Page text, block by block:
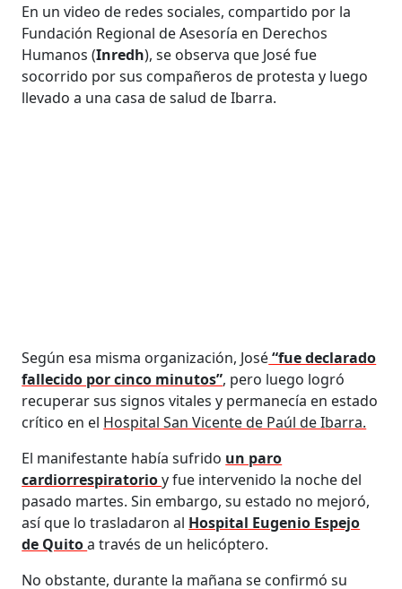
En un video de redes sociales, compartido por la
Fundación Regional de Asesoría en Derechos
Humanos (Inredh), se observa que José fue
socorrido por sus compañeros de protesta y luego
llevado a una casa de salud de Ibarra.
Según esa misma organización, José“fue declarado
fallecido por cinco minutos”, pero luego logró
recuperar sus signos vitales y permanecía en estado
crítico en el Hospital San Vicente de Paúl de Ibarra.
El manifestante había sufrido un paro
cardiorrespiratorioy fue intervenido la noche del
pasado martes. Sin embargo, su estado no mejoró,
así que lo trasladaron al Hospital Eugenio Espejo
de Quitoa través de un helicóptero.
No obstante, durante la mañana se confirmó su